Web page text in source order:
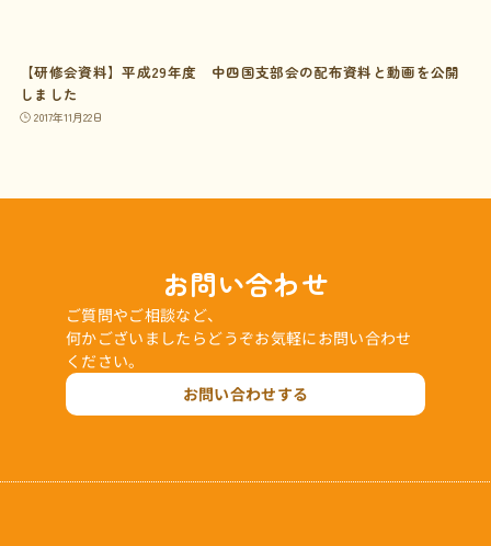
【研修会資料】平成29年度 中四国支部会の配布資料と動画を公開
しました
2017年11月22日
お問い合わせ
ご質問やご相談など、
何かございましたらどうぞお気軽にお問い合わせ
ください。
お問い合わせする